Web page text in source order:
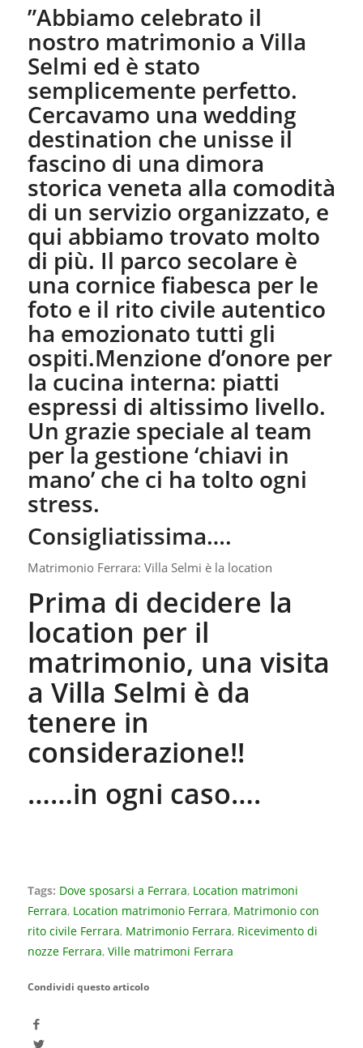
​”Abbiamo celebrato il
nostro matrimonio a Villa
Selmi ed è stato
semplicemente perfetto.
Cercavamo una wedding
destination che unisse il
fascino di una dimora
storica veneta alla comodità
di un servizio organizzato, e
qui abbiamo trovato molto
di più. Il parco secolare è
una cornice fiabesca per le
foto e il rito civile autentico
ha emozionato tutti gli
ospiti.Menzione d’onore per
la cucina interna: piatti
espressi di altissimo livello.
Un grazie speciale al team
per la gestione ‘chiavi in
mano’ che ci ha tolto ogni
stress.
Consigliatissima….
Matrimonio Ferrara: Villa Selmi è la location
Prima di decidere la
location per il
matrimonio, una visita
a Villa Selmi è da
tenere in
considerazione!!
……in ogni caso….
Tags: Dove sposarsi a Ferrara, Location matrimoni
Ferrara, Location matrimonio Ferrara, Matrimonio con
rito civile Ferrara, Matrimonio Ferrara, Ricevimento di
nozze Ferrara, Ville matrimoni Ferrara
Condividi questo articolo